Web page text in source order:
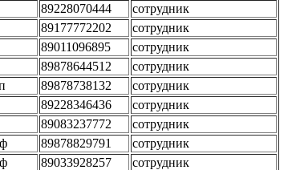
89228070444
сотрудник
89177772202
сотрудник
89011096895
сотрудник
89878644512
сотрудник
89878738132
сотрудник
89228346436
сотрудник
89083237772
сотрудник
89878829791
сотрудник
89033928257
сотрудник